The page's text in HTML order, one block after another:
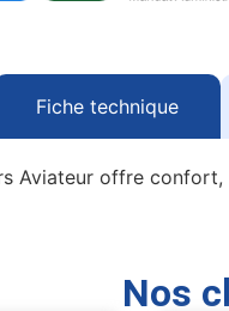
Fiche technique
Aviateur offre
Nos